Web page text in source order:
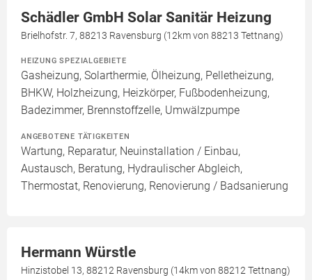
Schädler GmbH Solar Sanitär Heizung
Brielhofstr. 7, 88213 Ravensburg (12km von 88213 Tettnang)
HEIZUNG SPEZIALGEBIETE
Gasheizung, Solarthermie, Ölheizung, Pelletheizung,
BHKW, Holzheizung, Heizkörper, Fußbodenheizung,
Badezimmer, Brennstoffzelle, Umwälzpumpe
ANGEBOTENE TÄTIGKEITEN
Wartung, Reparatur, Neuinstallation / Einbau,
Austausch, Beratung, Hydraulischer Abgleich,
Thermostat, Renovierung, Renovierung / Badsanierung
Hermann Würstle
Hinzistobel 13, 88212 Ravensburg (14km von 88212 Tettnang)